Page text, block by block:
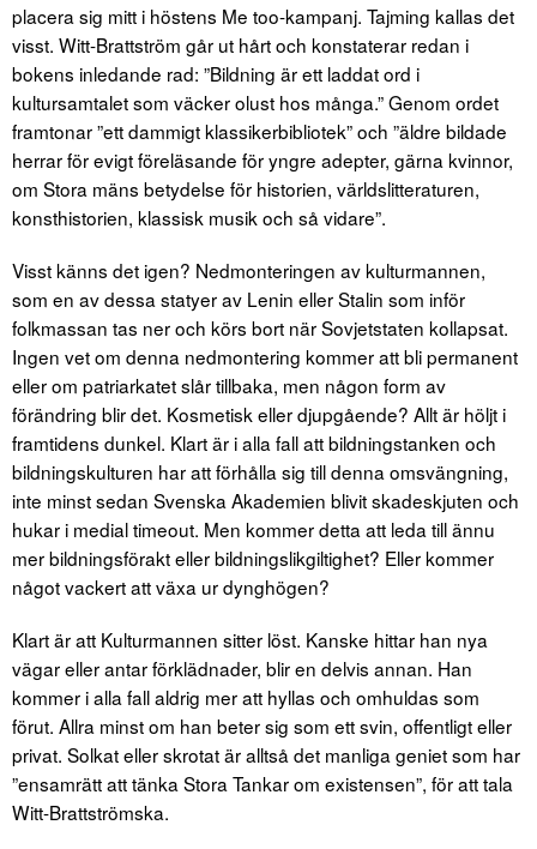
placera sig mitt i höstens Me too-kampanj. Tajming kallas det
visst. Witt-Brattström går ut hårt och konstaterar redan i
bokens inledande rad: ”Bildning är ett laddat ord i
kultursamtalet som väcker olust hos många.” Genom ordet
framtonar ”ett dammigt klassikerbibliotek” och ”äldre bildade
herrar för evigt föreläsande för yngre adepter, gärna kvinnor,
om Stora mäns betydelse för historien, världslitteraturen,
konsthistorien, klassisk musik och så vidare”.
Visst känns det igen? Nedmonteringen av kulturmannen,
som en av dessa statyer av Lenin eller Stalin som inför
folkmassan tas ner och körs bort när Sovjetstaten kollapsat.
Ingen vet om denna nedmontering kommer att bli permanent
eller om patriarkatet slår tillbaka, men någon form av
förändring blir det. Kosmetisk eller djupgående? Allt är höljt i
framtidens dunkel. Klart är i alla fall att bildningstanken och
bildningskulturen har att förhålla sig till denna omsvängning,
inte minst sedan Svenska Akademien blivit skadeskjuten och
hukar i medial timeout. Men kommer detta att leda till ännu
mer bildningsförakt eller bildningslikgiltighet? Eller kommer
något vackert att växa ur dynghögen?
Klart är att Kulturmannen sitter löst. Kanske hittar han nya
vägar eller antar förklädnader, blir en delvis annan. Han
kommer i alla fall aldrig mer att hyllas och omhuldas som
förut. Allra minst om han beter sig som ett svin, offentligt eller
privat. Solkat eller skrotat är alltså det manliga geniet som har
”ensamrätt att tänka Stora Tankar om existensen”, för att tala
Witt-Brattströmska.